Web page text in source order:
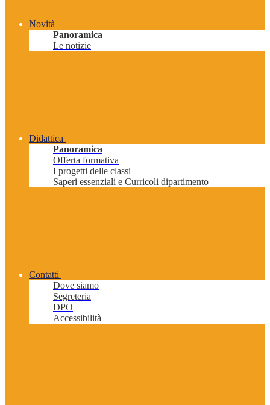
Novità
Panoramica
Le notizie
Didattica
Panoramica
Offerta formativa
I progetti delle classi
Saperi essenziali e Curricoli dipartimento
Contatti
Dove siamo
Segreteria
DPO
Accessibilità